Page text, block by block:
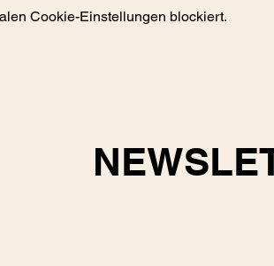
Cookie-Einstellungen blockiert.